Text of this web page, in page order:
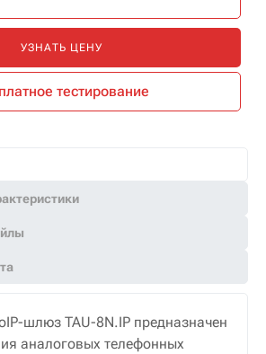
УЗНАТЬ ЦЕНУ
тестирование
шлюз TAU-8N.IP предназначен
аналоговых телефонных